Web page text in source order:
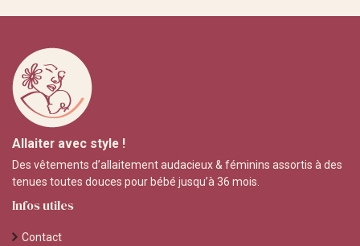
Allaiter avec style !
Des vêtements d’allaitement audacieux & féminins assortis à des
tenues toutes douces pour bébé jusqu’à 36 mois.
Infos utiles
Contact